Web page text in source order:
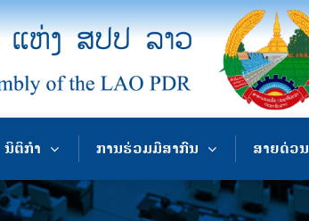
ນິຕິກຳ ການຮ່ວມມືສາກົນ ສາຍດ່ວນ